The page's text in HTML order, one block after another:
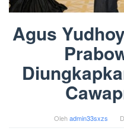
Agus
Olehadmin33sxzs